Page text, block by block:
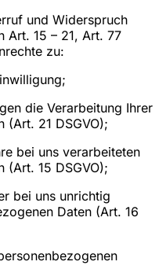
und Widerspruch
Art. 15 – 21, Art. 77
zu:
die Verarbeitung Ihrer
(Art. 21 DSGVO);
bei uns verarbeiteten
(Art. 15 DSGVO);
bei uns unrichtig
Daten (Art. 16